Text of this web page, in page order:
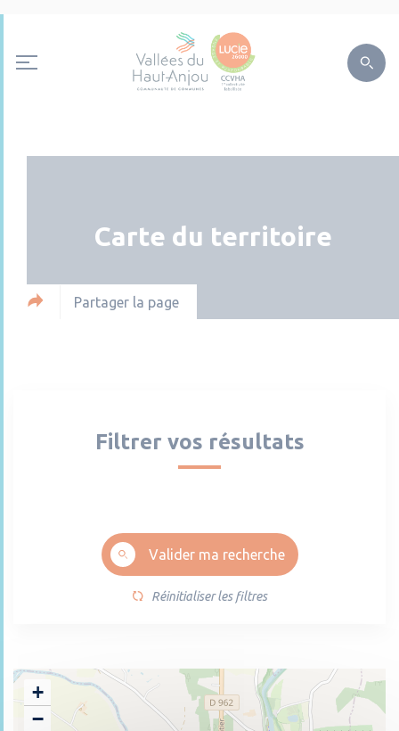
Carte du territoire
Partager la page
Filtrer vos résultats
Valider ma recherche
Réinitialiser les filtres
+
−